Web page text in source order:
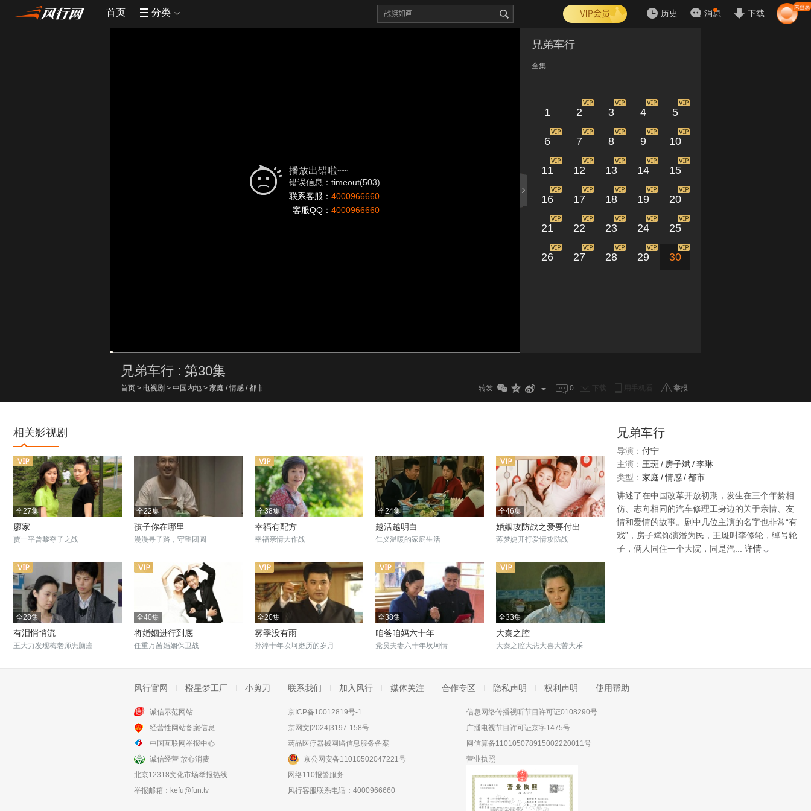
首页 分类 历史 消息 下载
播放出错啦~~
错误信息：timeout(503)
联系客服： 4000966660
客服QQ： 4000966660
00:00/00:00
兄弟车行
全集
1 2 3 4 5
6 7 8 9 10
11 12 13 14 15
16 17 18 19 20
21 22 23 24 25
26 27 28 29 30
兄弟车行 : 第30集
首页 > 电视剧 > 中国内地 > 家庭 / 情感 / 都市 转发 0 举报
相关影视剧
全27集
廖家
贾一平曾黎夺子之战
全22集
孩子你在哪里
漫漫寻子路，守望团圆
全38集
幸福有配方
幸福亲情大作战
全24集
越活越明白
仁义温暖的家庭生活
全46集
婚姻攻防战之爱要付出
蒋梦婕开打爱情攻防战
全28集
有泪悄悄流
王大力发现梅老师患脑癌
全40集
将婚姻进行到底
任重万茜婚姻保卫战
全20集
雾季没有雨
孙淳十年坎坷磨历的岁月
全38集
咱爸咱妈六十年
党员夫妻六十年坎坷情
全33集
大秦之腔
大秦之腔大悲大喜大苦大乐
全32集
向幸福前进
兄弟车行
导演： 付宁
主演： 王斑/ 房子斌/李琳
类型： 家庭 /情感/都市
讲述了在中国改革开放初期，发生在三个年龄相
仿、志向相同的汽车修理工身边的关于亲情、友
情和爱情的故事。剧中几位主演的名字也非常“有
戏”，房子斌饰演潘为民，王斑叫李修轮，绰号轮
子，俩人同住一个大院，同是汽...
详情
风行官网 橙星梦工厂 小剪刀 联系我们 加入风行 媒体关注 合作专区 隐私声明 权利声明 使用帮助
诚信示范网站
经营性网站备案信息
中国互联网举报中心
诚信经营 放心消费
北京12318文化市场举报热线
举报邮箱： kefu@fun.tv
京ICP备10012819号-1
京网文[2024]3197-158号
药品医疗器械网络信息服务备案
京公网安备11010502047221号
网络110报警服务
风行客服联系电话：4000966660
信息网络传播视听节目许可证0108290号
广播电视节目许可证京字1475号
网信算备110105078915002220011号
营业执照